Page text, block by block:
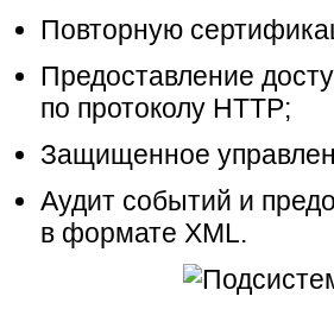
Повторную
Предоставление
по протоколу HTTP;
Защищенное
Аудит событий и
в формате XML.